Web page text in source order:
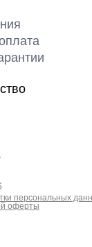
персональных
оферты